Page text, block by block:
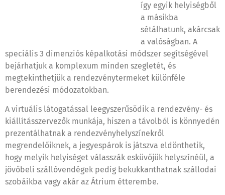
így egyik helyiségből
a másikba
sétálhatunk, akárcsak
a valóságban. A
speciális 3 dimenziós képalkotási módszer segítségével
bejárhatjuk a komplexum minden szegletét, és
megtekinthetjük a rendezvénytermeket különféle
berendezési módozatokban.
A virtuális látogatással leegyszerűsödik a rendezvény- és
kiállításszervezők munkája, hiszen a távolból is könnyedén
prezentálhatnak a rendezvényhelyszínekről
megrendelőiknek, a jegyespárok is játszva eldönthetik,
hogy melyik helyiséget válasszák esküvőjük helyszínéül, a
jövőbeli szállóvendégek pedig bekukkanthatnak szállodai
szobáikba vagy akár az Átrium étterembe.